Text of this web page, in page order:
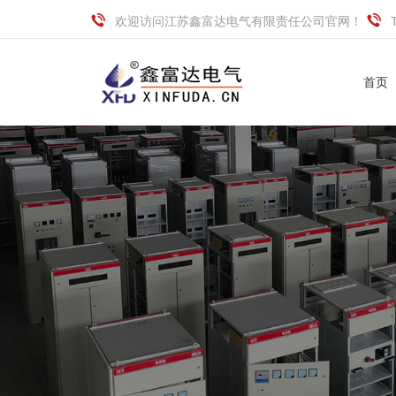
欢迎访问江苏鑫富达电气有限责任公司官网！
首页